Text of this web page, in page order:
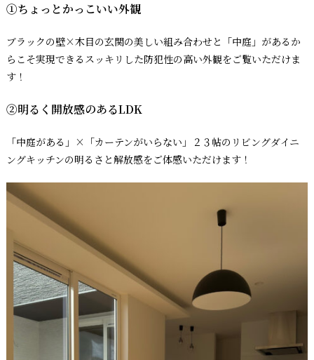
①ちょっとかっこいい外観
ブラックの壁×木目の玄関の美しい組み合わせと「中庭」があるか
らこそ実現できるスッキリした防犯性の高い外観をご覧いただけま
す！
②明るく開放感のあるLDK
「中庭がある」×「カーテンがいらない」２３帖のリビングダイニ
ングキッチンの明るさと解放感をご体感いただけます！